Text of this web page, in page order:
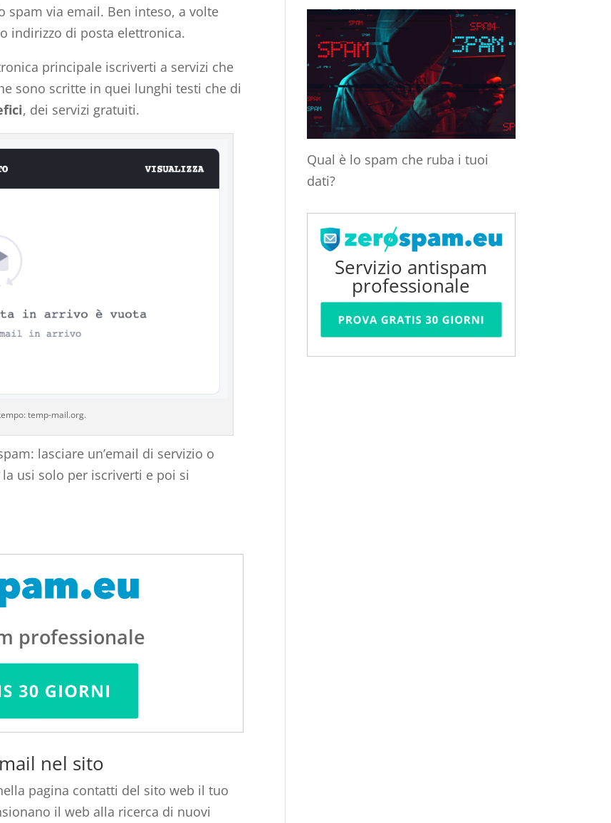
spam via email. Ben inteso, a volte
indirizzo di posta elettronica.
principale iscriverti a servizi che
sono scritte in quei lunghi testi che di
, dei servizi gratuiti.
temp-mail.org.
lasciare un’email di servizio o
la usi solo per iscriverti e poi si
professionale
nel sito
pagina contatti del sito web il tuo
il web alla ricerca di nuovi
Qual è lo spam che ruba i tuoi
dati?
Servizio antispam
professionale